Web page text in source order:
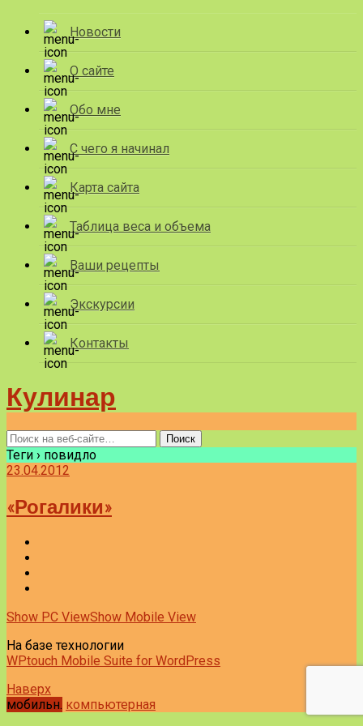
Новости
О сайте
Обо мне
С чего я начинал
Карта сайта
Таблица веса и объема
Ваши рецепты
Экскурсии
Контакты
Кулинар
Теги › повидло
23.04.2012
«Рогалики»
Show PC ViewShow Mobile View
На базе технологии
WPtouch Mobile Suite for WordPress
Наверх
мобильн. компьютерная